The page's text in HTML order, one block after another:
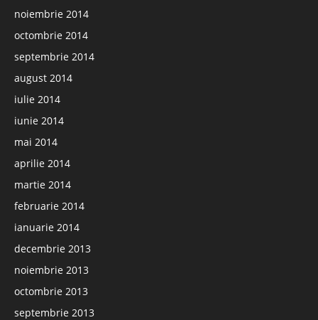
noiembrie 2014
octombrie 2014
septembrie 2014
august 2014
iulie 2014
iunie 2014
mai 2014
aprilie 2014
martie 2014
februarie 2014
ianuarie 2014
decembrie 2013
noiembrie 2013
octombrie 2013
septembrie 2013